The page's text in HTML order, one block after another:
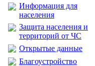
Информация для
населения
Защита населения и
территорий от ЧС
Открытые данные
Благоустройство